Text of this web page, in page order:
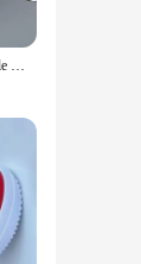
Scarpe Casual da donna in pelle Pu nuove scarpe da donna 2024 Sneakers bianche ricamate di moda Sneakers da donna stringate a fiori traspiranti